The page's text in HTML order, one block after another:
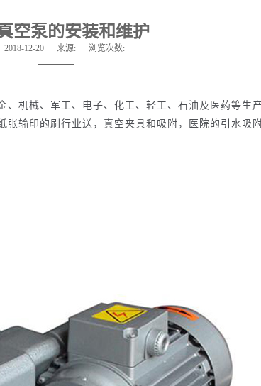
空泵的安装和维护
2018-12-20 来源: 浏览次数:
机械、军工、电子、化工、轻工、石油及医药等生
输印的刷行业送，真空夹具和吸附，医院的引水吸附